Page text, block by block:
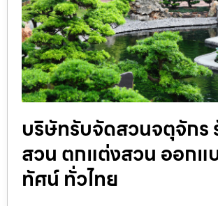
บริษัทรับจัดสวนจตุจักร
สวน ตกแต่งสวน ออกแ
ทัศน์ ทั่วไทย